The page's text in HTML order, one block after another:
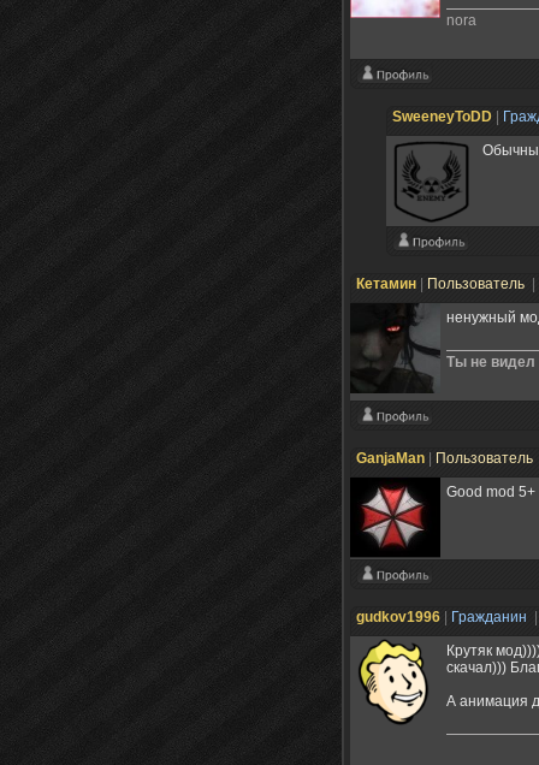
nora
SweeneyToDD
Кетамин Пользователь
ненужный
Ты не видел
GanjaMan Пользователь
Good mod 5+
gudkov1996 Гражданин
Крутяк
скачал)))
А анимация